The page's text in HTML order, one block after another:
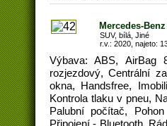
Mercedes-
SUV, bílá, Jiné
r.v.: 2020, najeto:
Výbava: ABS, AirBag
rozjezdový, Centrální
okna, Handsfree,
Kontrola tlaku v pneu,
Palubní počítač,
Připojení - Bluetooth,